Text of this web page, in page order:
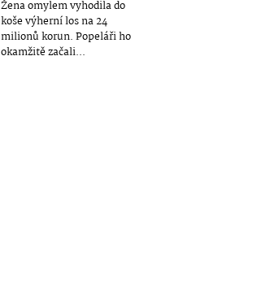
Žena omylem vyhodila do
koše výherní los na 24
milionů korun. Popeláři ho
okamžitě začali...